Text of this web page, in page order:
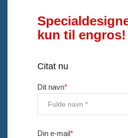
kun til engros!
Citat nu
Dit navn*
Din e-mail*